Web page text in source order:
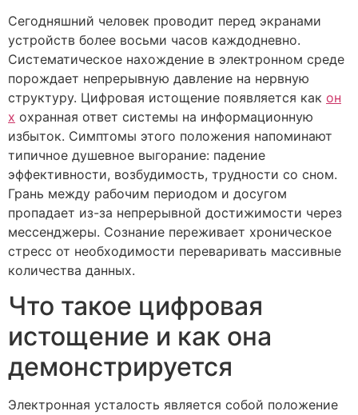
Сегодняшний человек проводит перед экранами
устройств более восьми часов каждодневно.
Систематическое нахождение в электронном среде
порождает непрерывную давление на нервную
структуру. Цифровая истощение появляется как он
х охранная ответ системы на информационную
избыток. Симптомы этого положения напоминают
типичное душевное выгорание: падение
эффективности, возбудимость, трудности со сном.
Грань между рабочим периодом и досугом
пропадает из-за непрерывной достижимости через
мессенджеры. Сознание переживает хроническое
стресс от необходимости переваривать массивные
количества данных.
Что такое цифровая
истощение и как она
демонстрируется
Электронная усталость является собой положение